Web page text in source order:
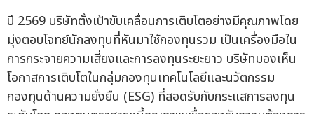
ปี 2569 บริษัทตั้งเป้าขับเคลื่อนการเติบโตอย่างมีคุณภาพโดย
มุ่งตอบโจทย์นักลงทุนที่หันมาใช้กองทุนรวม เป็นเครื่องมือใน
การกระจายความเสี่ยงและการลงทุนระยะยาว บริษัทมองเห็น
โอกาสการเติบโตในกลุ่มกองทุนเทคโนโลยีและนวัตกรรม
กองทุนด้านความยั่งยืน (ESG) ที่สอดรับกับกระแสการลงทุน